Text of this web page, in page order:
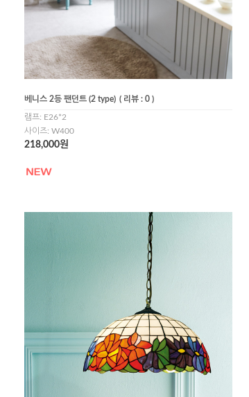
베니스 2등 팬던트 (2 type) ( 리뷰 : 0 )
램프: E26*2
사이즈: W400
218,000원